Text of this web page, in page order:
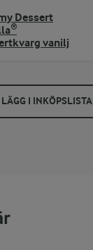
Dessert
vanilj
LÄGG I INKÖPSLISTA